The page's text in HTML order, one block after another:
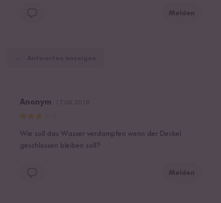
Melden
Anonym
Wie soll das Wasser verdampfen wenn der Deckel
geschlossen bleiben soll?
Melden